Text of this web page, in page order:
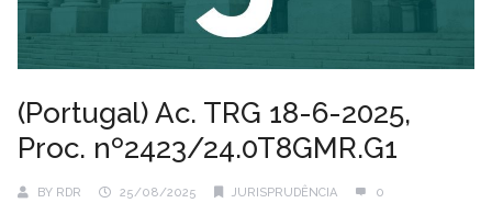
(Portugal) Ac. TRG 18-6-2025,
Proc. nº2423/24.0T8GMR.G1
BY RDR 25/08/2025 JURISPRUDÊNCIA 0